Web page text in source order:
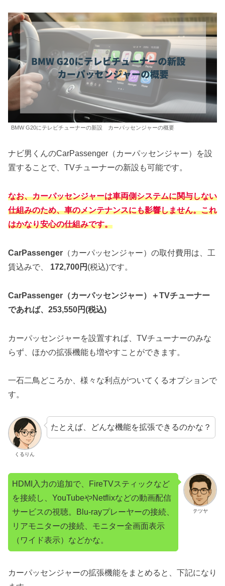
BMW G20にテレビチューナーの新設 カーパッセンジャーの概要
ナビ男くんのCarPassenger（カーパッセンジャー）を設
置することで、TVチューナーの新設も可能です。
なお、カーパッセンジャーは車両側システムに関与しない
仕組みのため、車のメンテナンスにも影響しません。これ
はかなり安心の仕組みです。
CarPassenger （カーパッセンジャー）の取付費用は、工
賃込みで、
172,700円 (税込)です。
CarPassenger （カーパッセンジャー）＋TVチューナー
であれば、253,550円(税込)
カーパッセンジャーを設置すれば、TVチューナーのみな
らず、ほかの拡張機能も増やすことができます。
一石二鳥どころか、様々な利点がついてくるオプションで
す。
くるりん
たとえば、どんな機能を拡張できるのかな？
テツヤ
HDMI入力の追加で、FireTVスティックなど
を接続し、YouTubeやNetflixなどの動画配信
サービスの視聴。Blu-rayプレーヤーの接続、
リアモニターの接続、モニター全画面表示
（ワイド表示）などかな。
カーパッセンジャーの拡張機能をまとめると、下記になり